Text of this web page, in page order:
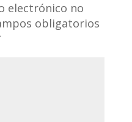
electrónico no
obligatorios